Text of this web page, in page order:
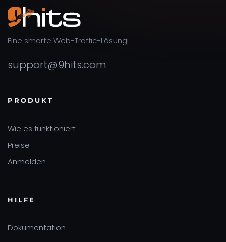
Eine smarte Web-Traffic-Lösung!
support@9hits.com
PRODUKT
Wie es funktioniert
Preise
Anmelden
HILFE
Dokumentation